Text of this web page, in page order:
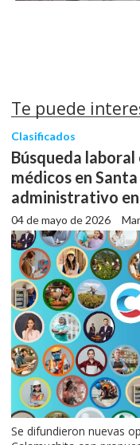
Te puede
Búsqueda
médicos en
administrativo
Clasificados
04 de mayo de 2026
Se difundieron nuevas